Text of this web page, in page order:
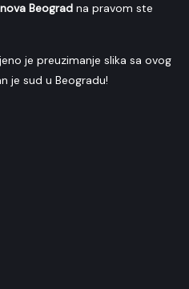
Beograd na pravom ste
je preuzimanje slika sa ovog
je sud u Beogradu!